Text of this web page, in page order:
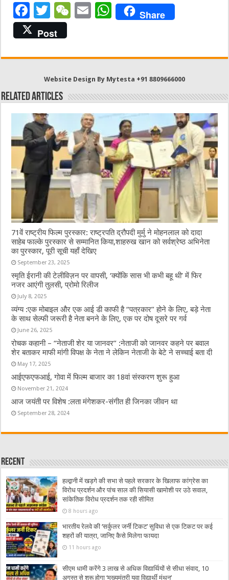
F
a
c
e
o
o
k
T
w
it
te
r
W
h
at
E
l
W
s
A
p
p
Share
Post
Website Design By Mytesta +91 8809666000
Related Articles
71वें राष्ट्रीय फिल्म पुरस्कार: राष्ट्रपति द्रौपदी मुर्मु ने मोहनलाल को दादा
साहेब फाल्के पुरस्कार से सम्मानित किया,शाहरुख खान को सर्वश्रेष्ठ अभिनेता
का पुरस्कार, पूरी सूची यहाँ देखिए
September 23, 2025
स्मृति ईरानी की टेलीविज़न पर वापसी, ‘क्योंकि सास भी कभी बहू थी’ में फिर
नजर आएंगी तुलसी, प्रोमो रिलीज
July 8, 2025
व्यंग्य :एक मोबाइल और एक आई डी काफी है “पत्रकार” होने के लिए, बड़े नेता
के साथ सेल्फी जरूरी है नेता बनने के लिए, एक पर दोष दूसरे पर गर्व
June 26, 2025
रोचक कहानी – “नेताजी शेर या जानवर” :नेताजी को जानवर कहने पर बवाल
शेर बताकर माफी मांगी विपक्ष के नेता ने लेकिन नेताजी के बेटे ने सच्चाई बता दी
May 17, 2025
आईएफएफआई, गोवा में फिल्म बाजार का 18वां संस्करण शुरू हुआ
November 21, 2024
आज जयंती पर विशेष :लता मंगेशकर-संगीत ही जिनका जीवन था
September 28, 2024
Recent
हल्द्वानी में खड़गे की सभा से पहले सरकार के खिलाफ कांग्रेस का
विरोध प्रदर्शन और पांच साल की सियासी खामोशी पर उठे सवाल,
सांकेतिक विरोध प्रदर्शन तक रही सीमित
8 hours ago
भारतीय रेलवे की ‘सर्कुलर जर्नी टिकट’ सुविधा से एक टिकट पर कई
शहरों की यात्रा, जानिए कैसे मिलेगा फायदा
11 hours ago
सीएम धामी करेंगे 3 लाख से अधिक विद्यार्थियों से सीधा संवाद, 10
अगस्त से शुरू होगा ‘मुख्यमंत्री युवा विद्यार्थी मंथन’